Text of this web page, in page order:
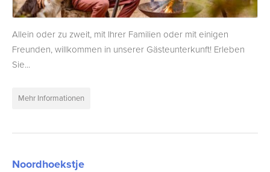
Allein oder zu zweit, mit Ihrer Familien oder mit einigen
Freunden, willkommen in unserer Gästeunterkunft! Erleben
Sie...
Mehr Informationen
Noordhoekstje